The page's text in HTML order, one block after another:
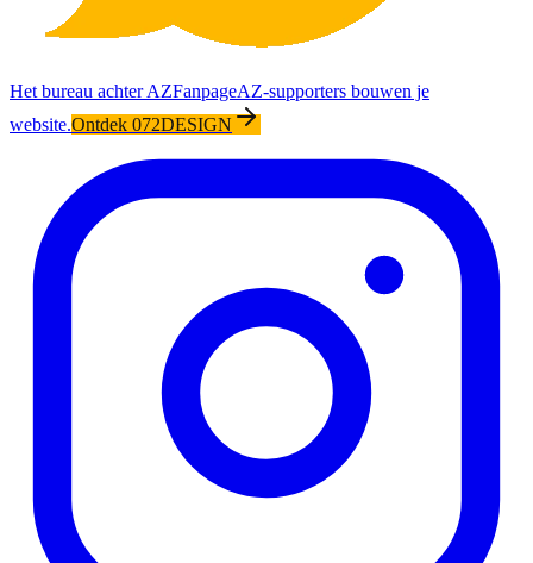
Het bureau achter AZFanpageAZ-supporters bouwen je
website.Ontdek 072DESIGN